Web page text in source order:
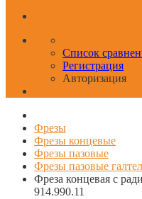
Список
Регистрация
Авторизация
Фрезы
Фрезы концевые
Фрезы пазовые
Фрезы пазовые
Фреза концевая с
914.990.11